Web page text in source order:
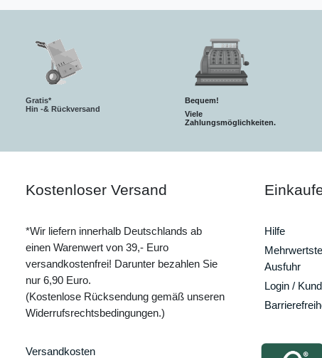
Gratis*
Hin -& Rückversand
Bequem!
Viele
Zahlungsmöglichkeiten.
Kostenloser Versand
*Wir liefern innerhalb Deutschlands ab
einen Warenwert von 39,- Euro
versandkostenfrei! Darunter bezahlen Sie
nur 6,90 Euro.
(Kostenlose Rücksendung gemäß unseren
Widerrufsrechtsbedingungen.)
Versandkosten
Hilfe
Ausfuhr
Login /